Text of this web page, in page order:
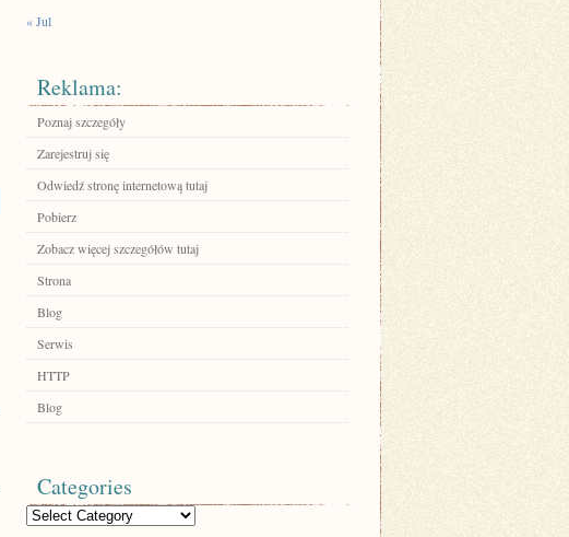
« Jul
Reklama:
Poznaj szczegóły
Zarejestruj się
Odwiedź stronę internetową tutaj
Pobierz
Zobacz więcej szczegółów tutaj
Strona
Blog
Serwis
HTTP
Blog
Categories
Categories